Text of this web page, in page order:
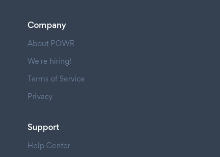
Company
About POWR
We're hiring!
Terms of Service
Privacy
Support
Help Center